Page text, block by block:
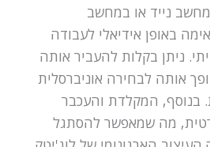
נייד או במחשב
באופן אידיאלי לעבודה
ניתן בקלות להעביר אותה
אותה לבחירה אוניברסלית
בנוסף, המקלדת והעכבר
מה שמאפשר להסתגל